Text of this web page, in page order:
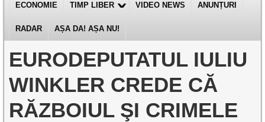
ECONOMIE TIMP LIBER VIDEO NEWS ANUNȚURI
RADAR AȘA DA! AȘA NU!
EURODEPUTATUL IULIU
WINKLER CREDE CĂ
RĂZBOIUL ŞI CRIMELE